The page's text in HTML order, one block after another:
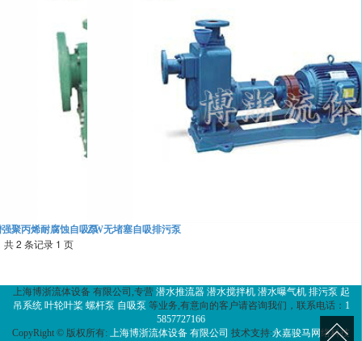
聚丙烯耐腐蚀自吸泵ZW无堵塞自吸排污泵
共 2 条记录 1 页
上海博浙流体设备 有限公司,专营 潜水推流器 潜水搅拌机 潜水曝气机 排污泵 起
吊系统 叶轮叶桨 螺杆泵 自吸泵 等业务,有意向的客户请咨询我们，联系电话： 1
5857727166
CopyRight © 版权所有: 上海博浙流体设备 有限公司 技术支持:永嘉骏马网络科技